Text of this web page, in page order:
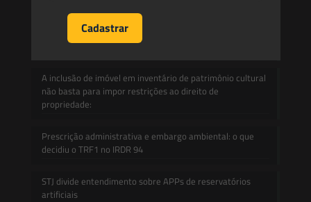
Mudanças climáticas, risco operacional e a relevância do
Plano Clima 2026 para as hidrelétricas
A inclusão de imóvel em inventário de patrimônio cultural
não basta para impor restrições ao direito de
propriedade:
Prescrição administrativa e embargo ambiental: o que
decidiu o TRF1 no IRDR 94
STJ divide entendimento sobre APPs de reservatórios
artificiais